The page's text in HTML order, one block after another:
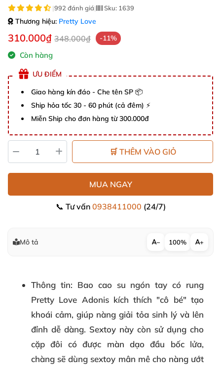
|992 đánh giá| Sku: 1639
Thương hiệu: Pretty Love
310.000₫ 348.000₫ -11%
Còn hàng
ƯU ĐIỂM
Giao hàng kín đáo - Che tên SP 📦
Ship hỏa tốc 30 - 60 phút (cả đêm) ⚡
Miễn Ship cho đơn hàng từ 300.000đ
🛒 THÊM VÀO GIỎ
MUA NGAY
📞 Tư vấn 0938411000 (24/7)
Mô tả − 100% +
Thông tin: Bao cao su ngón tay có rung
Pretty Love Adoniskích thích "cô bé" tạo
khoái cảm, giúp nàng giải tỏa sinh lý và lên
đỉnh dễ dàng. Sextoy này còn sử dụng cho
cặp đôi có được màn dạo đầu bốc lửa,
chàng sẽ dùng sextoy mân mê cho nàng ướt